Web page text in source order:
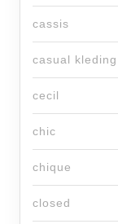
cassis
casual kleding
cecil
chic
chique
closed